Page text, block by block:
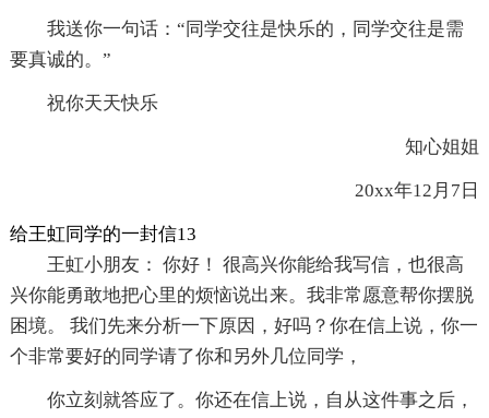
我送你一句话：“同学交往是快乐的，同学交往是需
要真诚的。”
祝你天天快乐
知心姐姐
20xx年12月7日
给王虹同学的一封信13
王虹小朋友： 你好！ 很高兴你能给我写信，也很高
兴你能勇敢地把心里的烦恼说出来。我非常愿意帮你摆脱
困境。 我们先来分析一下原因，好吗？你在信上说，你一
个非常要好的同学请了你和另外几位同学，
你立刻就答应了。你还在信上说，自从这件事之后，